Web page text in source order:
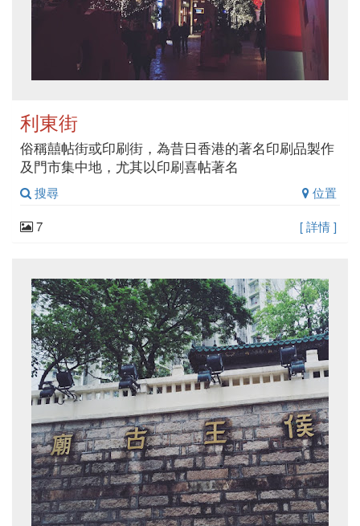
利東街
俗稱囍帖街或印刷街，為昔日香港的著名印刷品製作
及門市集中地，尤其以印刷喜帖著名
搜尋
位置
7
[ 詳情 ]